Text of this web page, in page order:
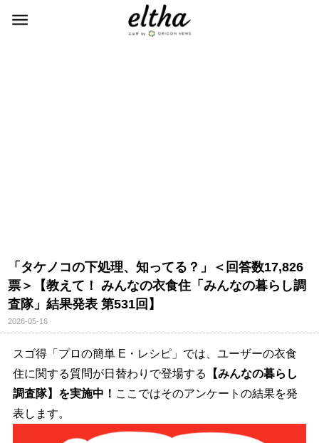
「タケノコの下処理、知ってる？」＜回答数17,826
票＞【教えて！ みんなの衣食住「みんなの暮らし調
査隊」結果発表 第531回】
2026-05-16
スゴ得「プロの簡単 E・レシピ」では、ユーザーの衣食
住に関する質問が日替わりで登場する
【みんなの暮らし
調査隊】を実施中！ ここではそのアンケートの結果を発
表します。